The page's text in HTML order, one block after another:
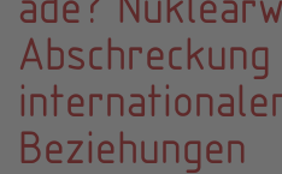
Beziehungen